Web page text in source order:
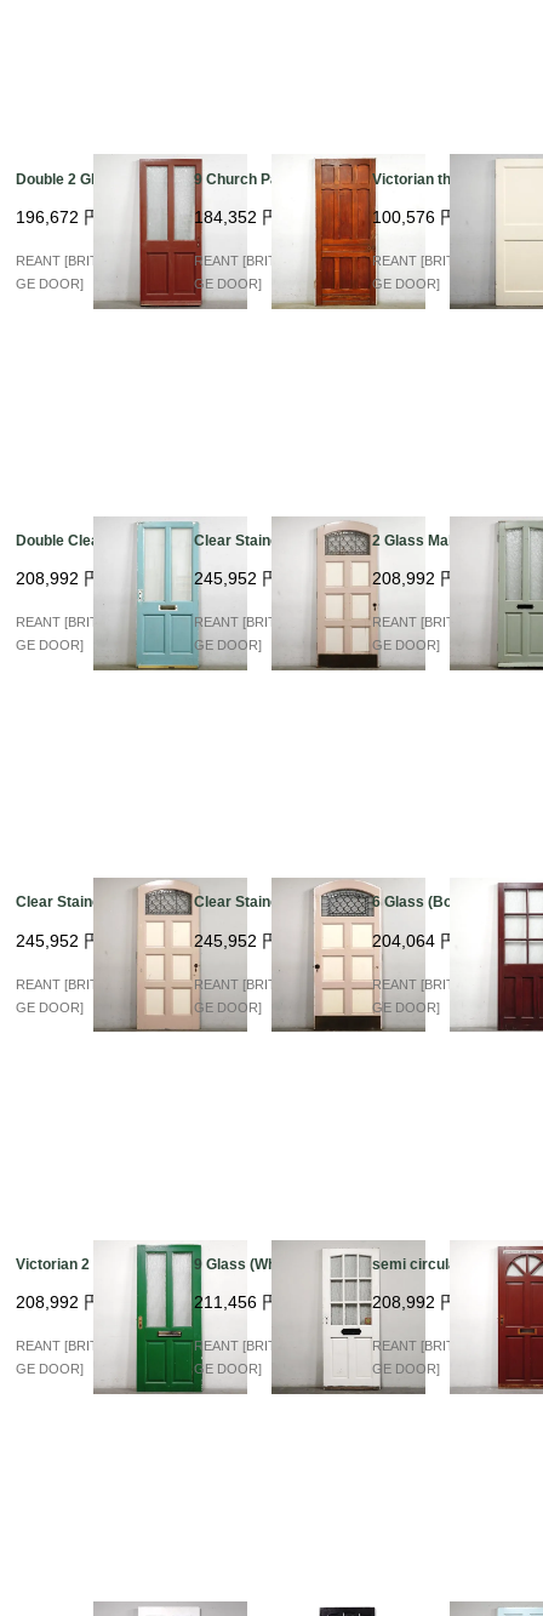
Double 2 Glass
196,672 円
REANT [BRITISH VINTA
GE DOOR]
9 Church Panel
184,352 円
REANT [BRITISH VINTA
GE DOOR]
Victorian thick Panel
100,576 円
REANT [BRITISH VINTA
GE DOOR]
Double Clear Glass
208,992 円
REANT [BRITISH VINTA
GE DOOR]
Clear Stained arch
245,952 円
REANT [BRITISH VINTA
GE DOOR]
2 Glass Mahogany
208,992 円
REANT [BRITISH VINTA
GE DOOR]
Clear Stained arch
245,952 円
REANT [BRITISH VINTA
GE DOOR]
Clear Stained arch
245,952 円
REANT [BRITISH VINTA
GE DOOR]
6 Glass (Bordeaux)
204,064 円
REANT [BRITISH VINTA
GE DOOR]
Victorian 2 Glass
208,992 円
REANT [BRITISH VINTA
GE DOOR]
9 Glass (White)
211,456 円
REANT [BRITISH VINTA
GE DOOR]
semi circular Glass
208,992 円
REANT [BRITISH VINTA
GE DOOR]